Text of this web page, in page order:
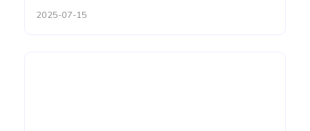
2025-07-15